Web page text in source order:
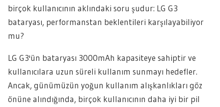
birçok kullanıcının aklındaki soru şudur: LG G3
bataryası, performanstan beklentileri karşılayabiliyor
mu?
LG G3'ün bataryası 3000mAh kapasiteye sahiptir ve
kullanıcılara uzun süreli kullanım sunmayı hedefler.
Ancak, günümüzün yoğun kullanım alışkanlıkları göz
önüne alındığında, birçok kullanıcının daha iyi bir pil